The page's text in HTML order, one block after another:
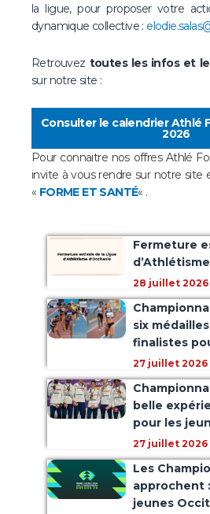
la ligue, pour proposer votre
dynamique collective :
Retrouvez toutes les infos et
sur notre site :
Consulter le calendrier Athlé
2026
Pour connaitre nos offres Athlé
invite à vous rendre sur notre site
« FORME ET SANTÉ« .
Fermeture
28 juillet 2026
six
finalistes
27 juillet 2026
belle
pour les
27 juillet 2026
Les
approchent
jeunes